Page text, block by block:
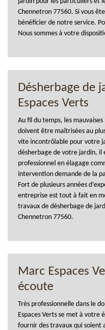
Chennetron 77560. Si vous
bénéficier de notre service.
Nous sommes à votre
Désherbage de
Espaces Verts
Au fil du temps, les
doivent être maîtrisées au
vite incontrôlable pour votre
désherbage de votre jardin, il
professionnel en élagage
intervention demande de la
Fort de plusieurs années
entreprise est tout à fait en
travaux de désherbage de
Chennetron 77560.
Marc Espaces
écoute
Très professionnelle dans le
Espaces Verts se met à votre
fournir des travaux qui soient